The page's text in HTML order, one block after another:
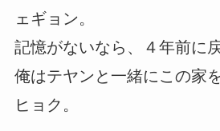
ェギョン。
記憶がないなら、４年前に戻
俺はテヤンと一緒にこの家
ヒョク。